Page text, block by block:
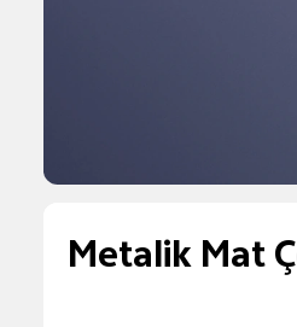
Metalik Mat